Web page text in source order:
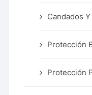
Candados
Protección
Protección